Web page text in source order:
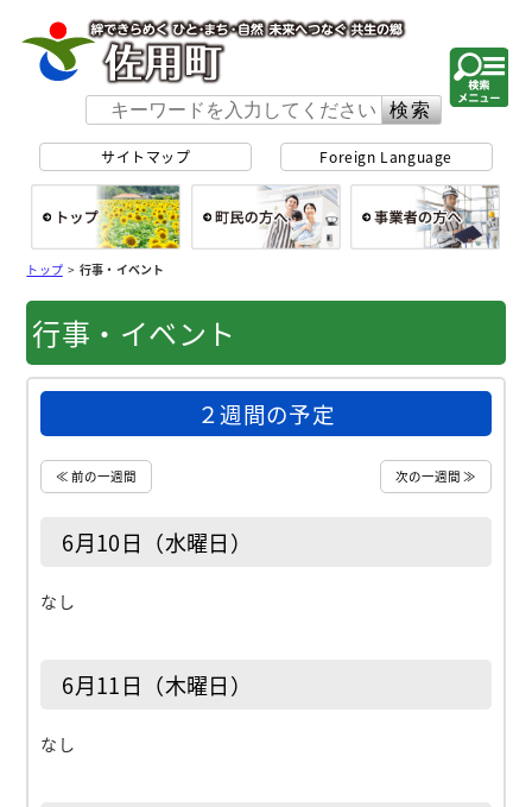
サイトマップ Foreign Language
トップ>行事・イベント
行事・イベント
２週間の予定
≪ 前の一週間 次の一週間 ≫
6月10日（水曜日）
なし
6月11日（木曜日）
なし